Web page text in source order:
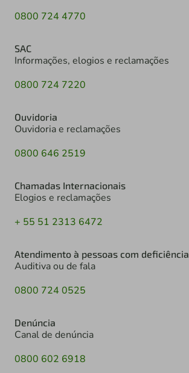
0800 724 4770
SAC
Informações, elogios e reclamações
0800 724 7220
Ouvidoria
Ouvidoria e reclamações
0800 646 2519
Chamadas Internacionais
Elogios e reclamações
+ 55 51 2313 6472
Atendimento à pessoas com deficiência
Auditiva ou de fala
0800 724 0525
Denúncia
Canal de denúncia
0800 602 6918